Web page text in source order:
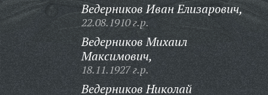
Ведерников Иван Елизарович,
22.08.1910 г.р.
Ведерников Михаил
Максимович,
18.11.1927 г.р.
Ведерников Николай